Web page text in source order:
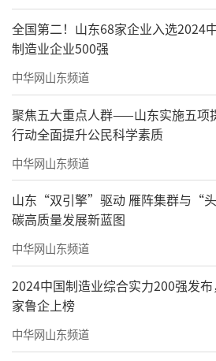
全国第二！山东68家企业入选2024
制造业企业500强
中华网山东频道
聚焦五大重点人群——山东实施五项
行动全面提升公民科学素质
中华网山东频道
山东“双引擎”驱动 雁阵集群与“
碳高质量发展新蓝图
中华网山东频道
2024中国制造业综合实力200强发
家鲁企上榜
中华网山东频道